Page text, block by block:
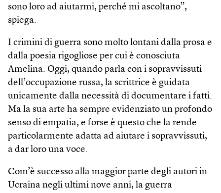
sono loro ad aiutarmi, perché mi ascoltano”,
spiega.
I crimini di guerra sono molto lontani dalla prosa e
dalla poesia rigogliose per cui è conosciuta
Amelina. Oggi, quando parla con i sopravvissuti
dell’occupazione russa, la scrittrice è guidata
unicamente dalla necessità di documentare i fatti.
Ma la sua arte ha sempre evidenziato un profondo
senso di empatia, e forse è questo che la rende
particolarmente adatta ad aiutare i sopravvissuti,
a dar loro una voce.
Com’è successo alla maggior parte degli autori in
Ucraina negli ultimi nove anni, la guerra